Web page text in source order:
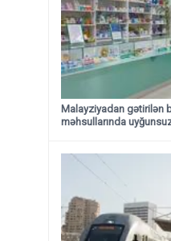
Malayziyadan gətirilən
məhsullarında